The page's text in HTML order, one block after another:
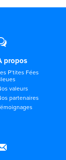
propos
P’tites Fées
valeurs
partenaires